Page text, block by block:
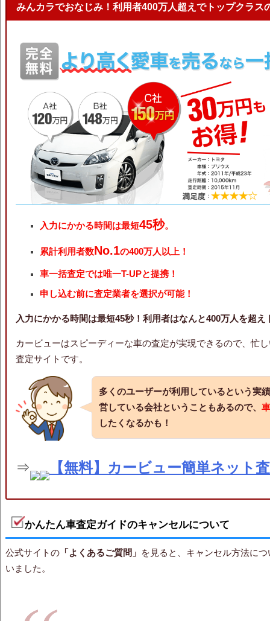
みんカラでおなじみ！利用者400万人超えでトップクラス
入力にかかる時間は最短45秒。
累計利用者数No.1の400万人以上！
車一括査定では唯一T-UPと提携！
申し込む前に査定業者を選択が可能！
入力にかかる時間は最短45秒！利用者はなんと400万人を超
カービューはスピーディーな車の査定が実現できるので、忙
査定サイトです。
多くのユーザーが利用しているという実
営している会社ということもあるので、
したくなるかも！
⇒ 【無料】カービュー簡単ネット
かんたん車査定ガイドのキャンセルについて
公式サイトの「よくあるご質問」
を見ると、キャンセル方法に
いました。